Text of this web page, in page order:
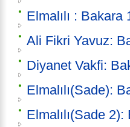
Elmalılı : Bakara
Ali Fikri Yavuz:
Diyanet Vakfi:
Elmalılı(Sade):
Elmalılı(Sade